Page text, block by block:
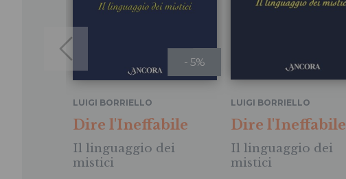
- 5%
LUIGI BORRIELLO
Dire l'Ineffabile
Il linguaggio dei
mistici
LUIGI BORRIELLO
Dire l'Ineffabile
Il linguaggio dei
mistici